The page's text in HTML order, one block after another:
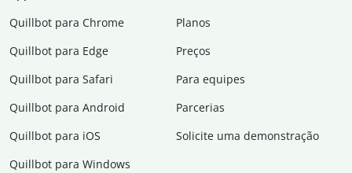
Quillbot para Chrome
Quillbot para Edge
Quillbot para Safari
Quillbot para Android
Quillbot para iOS
Quillbot para Windows
Planos
Preços
Para equipes
Parcerias
Solicite uma demonstração